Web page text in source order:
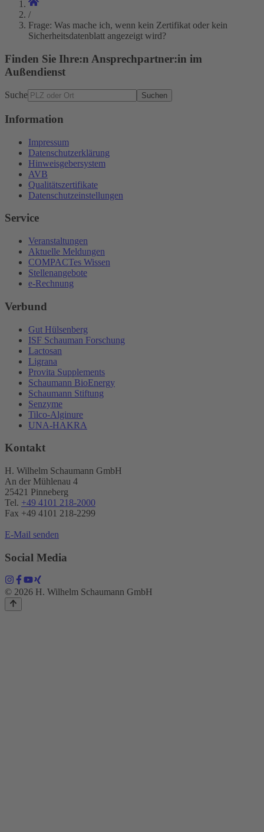
/
Frage: Was mache ich, wenn kein Zertifikat oder kein
Sicherheitsdatenblatt angezeigt wird?
Finden Sie Ihre:n Ansprechpartner:in im
Außendienst
Suche Suchen
Information
Impressum
Datenschutzerklärung
Hinweisgebersystem
AVB
Qualitätszertifikate
Datenschutzeinstellungen
Service
Veranstaltungen
Aktuelle Meldungen
COMPACTes Wissen
Stellenangebote
e-Rechnung
Verbund
Gut Hülsenberg
ISF Schauman Forschung
Lactosan
Ligrana
Provita Supplements
Schaumann BioEnergy
Schaumann Stiftung
Senzyme
Tilco-Alginure
UNA-HAKRA
Kontakt
H. Wilhelm Schaumann GmbH
An der Mühlenau 4
25421 Pinneberg
Tel. +49 4101 218-2000
Fax +49 4101 218​-2299
E-Mail senden
Social Media
© 2026 H. Wilhelm Schaumann GmbH